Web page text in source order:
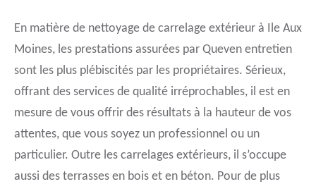
En matière de nettoyage de carrelage extérieur à Ile Aux
Moines, les prestations assurées par Queven entretien
sont les plus plébiscités par les propriétaires. Sérieux,
offrant des services de qualité irréprochables, il est en
mesure de vous offrir des résultats à la hauteur de vos
attentes, que vous soyez un professionnel ou un
particulier. Outre les carrelages extérieurs, il s’occupe
aussi des terrasses en bois et en béton. Pour de plus